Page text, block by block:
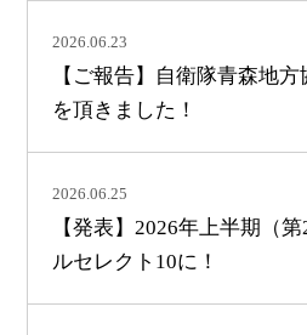
2026.06.23
【ご報告】自衛隊青森地
を頂きました！
2026.06.25
【発表】2026年上半期（
ルセレクト10に！